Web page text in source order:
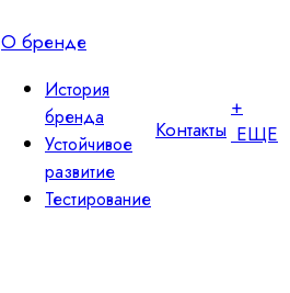
О бренде
История
бренда
Устойчивое
развитие
Тестирование
Контакты
+
ЕЩЕ